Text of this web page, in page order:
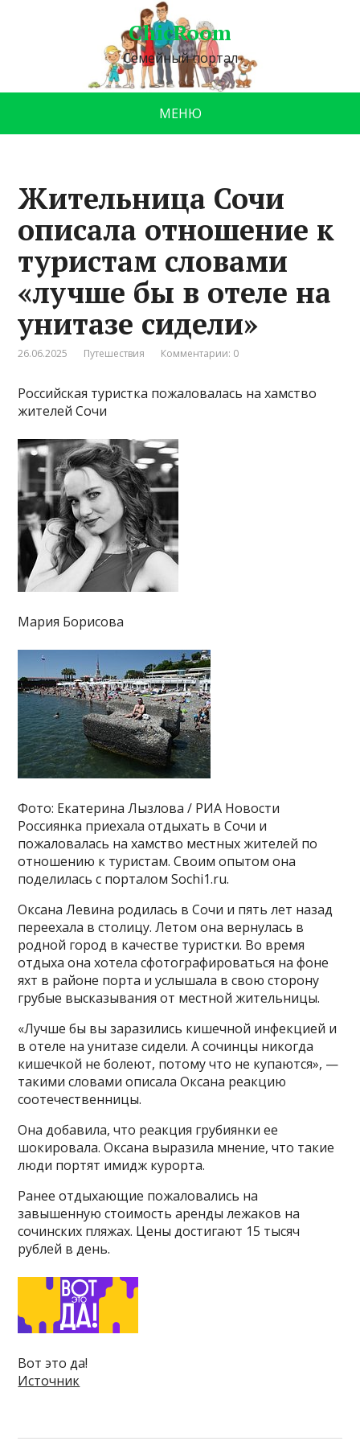
ChicRoom
Семейный портал
МЕНЮ
Жительница Сочи
описала отношение к
туристам словами
«лучше бы в отеле на
унитазе сидели»
26.06.2025 Путешествия Комментарии: 0
Российская туристка пожаловалась на хамство
жителей Сочи
Мария Борисова
Фото: Екатерина Лызлова / РИА Новости
Россиянка приехала отдыхать в Сочи и
пожаловалась на хамство местных жителей по
отношению к туристам. Своим опытом она
поделилась с порталом Sochi1.ru.
Оксана Левина родилась в Сочи и пять лет назад
переехала в столицу. Летом она вернулась в
родной город в качестве туристки. Во время
отдыха она хотела сфотографироваться на фоне
яхт в районе порта и услышала в свою сторону
грубые высказывания от местной жительницы.
«Лучше бы вы заразились кишечной инфекцией и
в отеле на унитазе сидели. А сочинцы никогда
кишечкой не болеют, потому что не купаются», —
такими словами описала Оксана реакцию
соотечественницы.
Она добавила, что реакция грубиянки ее
шокировала. Оксана выразила мнение, что такие
люди портят имидж курорта.
Ранее отдыхающие пожаловались на
завышенную стоимость аренды лежаков на
сочинских пляжах. Цены достигают 15 тысяч
рублей в день.
Вот это да!
Источник